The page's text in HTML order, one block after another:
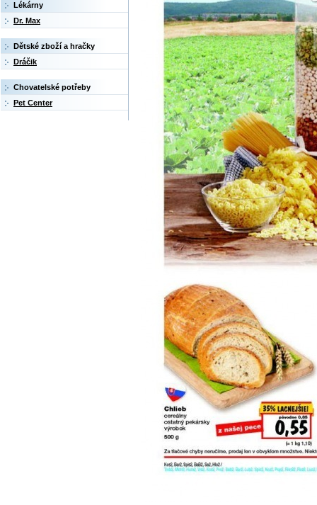
Lékárny
Dr. Max
Dětské zboží a hračky
Dráčik
Chovatelské potřeby
Pet Center